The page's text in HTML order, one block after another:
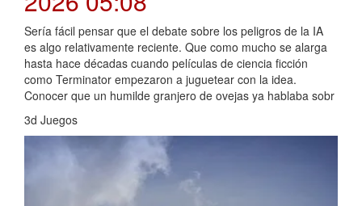
Sería fácil pensar que el debate sobre los peligros de la IA
es algo relativamente reciente. Que como mucho se alarga
hasta hace décadas cuando películas de ciencia ficción
como Terminator empezaron a juguetear con la idea.
Conocer que un humilde granjero de ovejas ya hablaba sobr
3d Juegos